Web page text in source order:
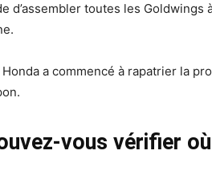
d’assembler toutes les
Honda a commencé à rapatrier la
vous vérifier